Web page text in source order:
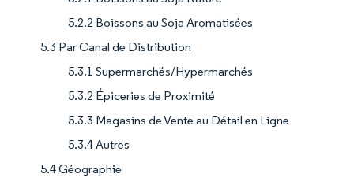
5.2.2 Boissons au Soja Aromatisées
5.3 Par Canal de Distribution
5.3.1 Supermarchés/Hypermarchés
5.3.2 Épiceries de Proximité
5.3.3 Magasins de Vente au Détail en Ligne
5.3.4 Autres
5.4 Géographie